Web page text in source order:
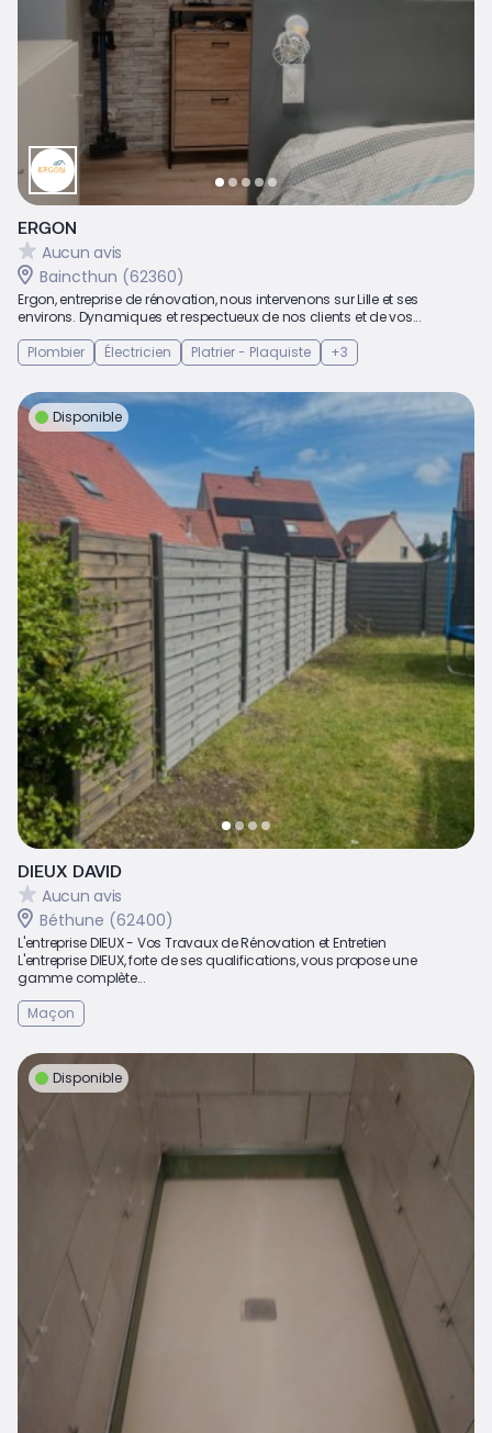
ERGON
Aucun avis
Baincthun (62360)
Ergon, entreprise de rénovation, nous intervenons sur Lille et ses
environs. Dynamiques et respectueux de nos clients et de vos...
Plombier
Électricien Platrier - Plaquiste +3
Disponible
DIEUX DAVID
Aucun avis
Béthune (62400)
L'entreprise DIEUX - Vos Travaux de Rénovation et Entretien
L'entreprise DIEUX, forte de ses qualifications, vous propose une
gamme complète...
Maçon
Disponible